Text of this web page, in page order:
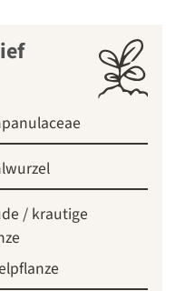
/ krautige